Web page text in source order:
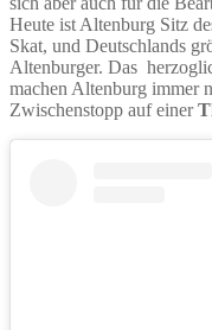
Heute ist Altenburg Sitz
Skat, und Deutschlands
Altenburger. Das
machen Altenburg immer
Zwischenstopp auf einer